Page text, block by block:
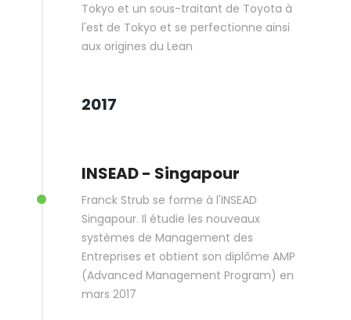
Tokyo et un sous-traitant de Toyota à
l'est de Tokyo et se perfectionne ainsi
aux origines du Lean
2017
INSEAD - Singapour
Franck Strub se forme à l'INSEAD
Singapour. Il étudie les nouveaux
systèmes de Management des
Entreprises et obtient son diplôme AMP
(Advanced Management Program) en
mars 2017